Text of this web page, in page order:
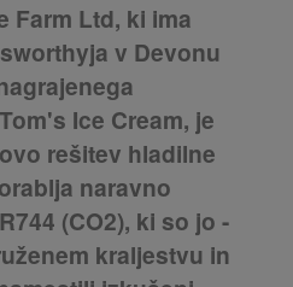
Farm Ltd, ki ima
v Devonu
Ice Cream, je
rešitev hladilne
naravno
(CO2), ki so jo -
kraljestvu in